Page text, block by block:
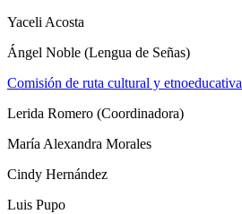
Yaceli Acosta
Ángel Noble (Lengua de Señas)
Comisión de ruta cultural y etnoeducativa
Lerida Romero (Coordinadora)
María Alexandra Morales
Cindy Hernández
Luis Pupo